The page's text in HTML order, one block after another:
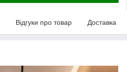
Відгуки про товар Доставка